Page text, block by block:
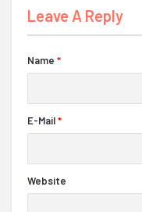
Leave A Reply
Name *
E-Mail*
Website